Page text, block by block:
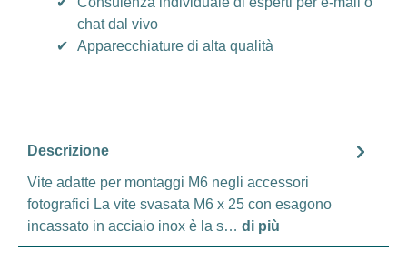
chat dal vivo
✔
Apparecchiature di alta qualità
Descrizione
Vite adatte per montaggi M6 negli accessori
fotografici La vite svasata M6 x 25 con esagono
incassato in acciaio inox è la s… di più